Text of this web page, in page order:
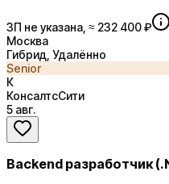
ЗП не указана, ≈ 232 400 ₽
Москва
Гибрид, Удалённо
Senior
К
КонсалтсСити
5 авг.
Backend разработчик